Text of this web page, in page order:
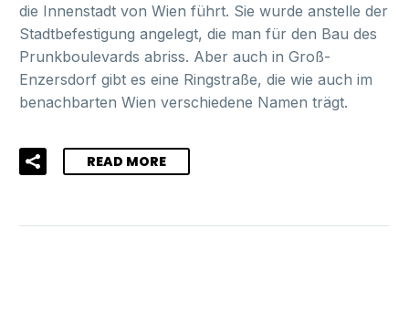
die Innenstadt von Wien führt. Sie wurde anstelle der
Stadtbefestigung angelegt, die man für den Bau des
Prunkboulevards abriss. Aber auch in Groß-
Enzersdorf gibt es eine Ringstraße, die wie auch im
benachbarten Wien verschiedene Namen trägt.
READ MORE